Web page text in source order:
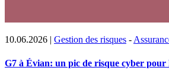
10.06.2026 | Gestion des risques -
G7 à Évian: un pic de risque cyber pour